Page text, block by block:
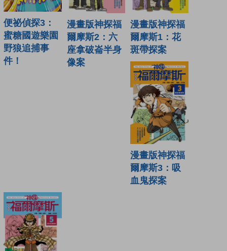
便祕偵探3：
蜜糖國遊樂園
野狼追捕事
件！
漫畫版神探福
爾摩斯2：六
座拿破崙半身
像案
漫畫版神探福
爾摩斯1：花
斑帶探案
漫畫版神探福
爾摩斯3：吸
血鬼探案